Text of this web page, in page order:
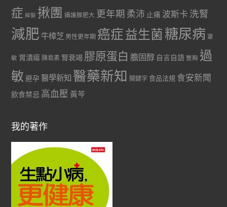
症 掉髮 揪團 攝護腺肥大 更年期 柔沛 止痛 波斯卡 洗腎
減肥 牛樟芝 男性更年期 癌症益生菌 糖尿病 罩
敏 胃潰瘍 胰島素 腎衰竭 膠原蛋白 膽固醇 自言自語 豐胸 過
敏 避孕 醫學新知 醫藥新知 關鍵字 食品法規 食安新聞
飲食禁忌 高血壓 黃芩
我的著作